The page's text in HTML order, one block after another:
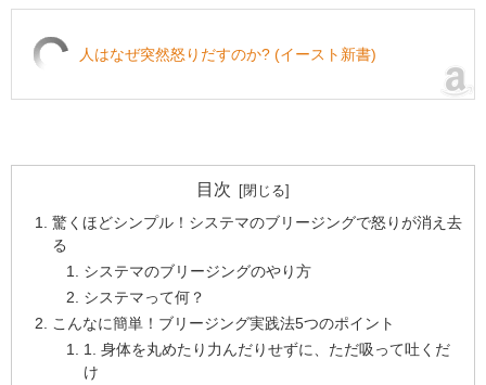
人はなぜ突然怒りだすのか? (イースト新書)
目次
驚くほどシンプル！システマのブリージングで怒りが消え去
る
システマのブリージングのやり方
システマって何？
こんなに簡単！ブリージング実践法5つのポイント
1. 身体を丸めたり力んだりせずに、ただ吸って吐くだ
け